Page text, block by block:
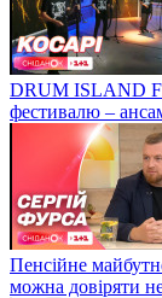
DRUM ISLAND
фестивалю –
Пенсійне
можна довіряти